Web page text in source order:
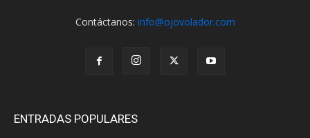
Contáctanos: info@ojovolador.com
ENTRADAS POPULARES